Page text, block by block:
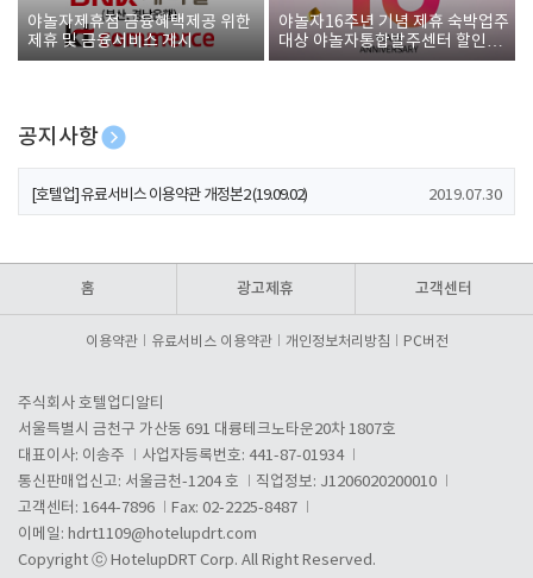
야놀자제휴점 금융혜택제공 위한
제휴 및 금융서비스 게시
야놀자16주년 기념 제휴 숙박업주
대상 야놀자통합발주센터 할인쿠
폰 증정
공지사항
[호텔업] 개인정보 처리방침 개정본1 (19.09.02)
[호텔업] 유료서비스 이용약관 개정본2 (19.09.02) 2019.07.30
홈 광고제휴 고객센터
이용약관 유료서비스 이용약관 개인정보처리방침 PC버전
주식회사 호텔업디알티
서울특별시 금천구 가산동 691 대륭테크노타운20차 1807호
대표이사: 이송주
사업자등록번호: 441-87-01934
통신판매업신고: 서울금천-1204 호
직업정보: J1206020200010
고객센터: 1644-7896
Fax: 02-2225-8487
이메일: hdrt1109@hotelupdrt.com
Copyright ⓒ HotelupDRT Corp. All Right Reserved.